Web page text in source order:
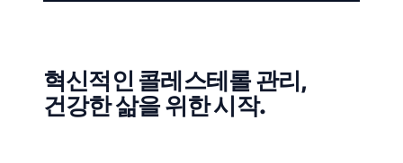
혁신적인 콜레스테롤 관리,
건강한 삶을 위한 시작.